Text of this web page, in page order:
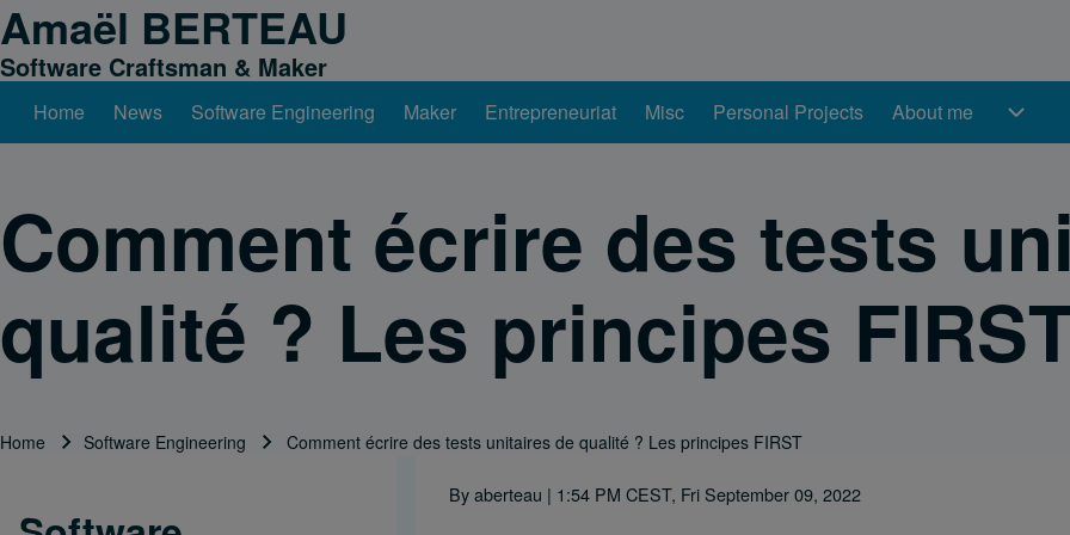
Skip to header
Skip to main navigation
Skip to main content
Skip to footer
Close search
Amaël BERTEAU
Software Craftsman & Maker
Main navigation
Home News Software Engineering Maker Entrepreneuriat Misc Personal Projects About me
About me sub-
Comment écrire des tests
qualité ? Les principes
Home Software Engineering Comment écrire des tests unitaires de qualité ? Les principes FIRST
Byaberteau | 1:54 PM CEST, Fri September 09, 2022